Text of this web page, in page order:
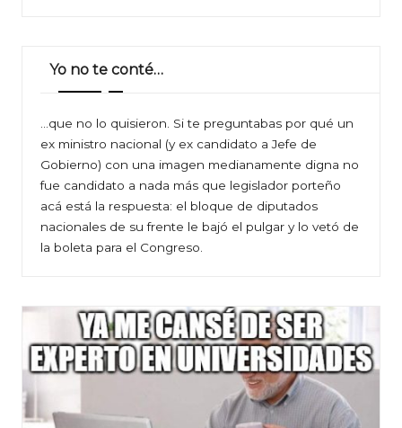
Yo no te conté…
…que no lo quisieron. Si te preguntabas por qué un
ex ministro nacional (y ex candidato a Jefe de
Gobierno) con una imagen medianamente digna no
fue candidato a nada más que legislador porteño
acá está la respuesta: el bloque de diputados
nacionales de su frente le bajó el pulgar y lo vetó de
la boleta para el Congreso.